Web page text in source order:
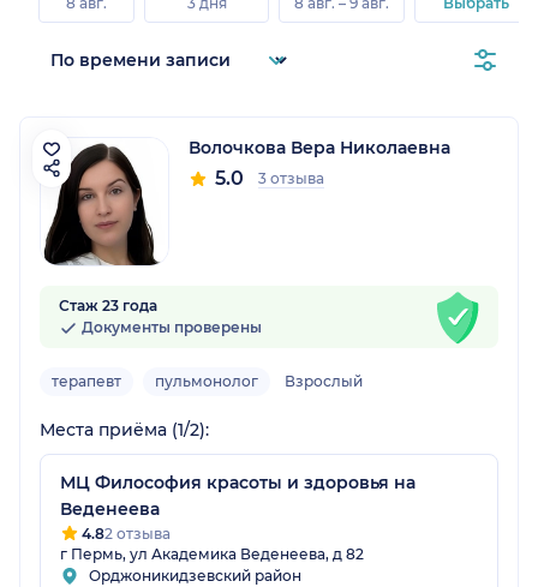
Волочкова Вера Николаевна
5.0 3 отзыва
Стаж 23 года
Документы проверены
терапевт пульмонолог Взрослый
Места приёма (1/2):
МЦ Философия красоты и здоровья на
Веденеева
4.82 отзыва
г Пермь, ул Академика Веденеева, д 82
Орджоникидзевский район